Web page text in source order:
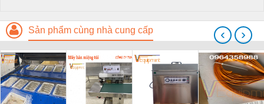
Sản phẩm cùng nhà cung cấp ‹ ›